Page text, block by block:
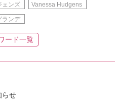
ェンズ Vanessa Hudgens
ランデ
ード一覧
らせ